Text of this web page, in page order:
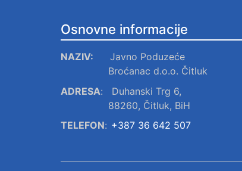
Osnovne informacije
NAZIV:
Javno Poduzeće
Broćanac d.o.o. Čitluk
ADRESA:
Duhanski Trg 6,
88260, Čitluk, BiH
TELEFON: +387 36 642 507